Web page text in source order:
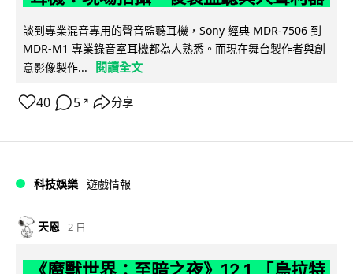
談到專業混音專用的聲音監聽耳機，Sony 經典 MDR-7506 到
MDR-M1 專業錄音室耳機都為人熟悉。而現在舞台製作者與創
意影像製作...
閱讀全文
40 5 ↗ 分享
科技娛樂 遊戲情報
天恩 2 日
《魔獸世界：至暗之夜》12.1 「烏拉特